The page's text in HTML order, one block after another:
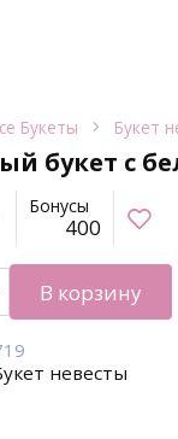
Букеты Букет
букет с
Бонусы
400
В корзину
невесты